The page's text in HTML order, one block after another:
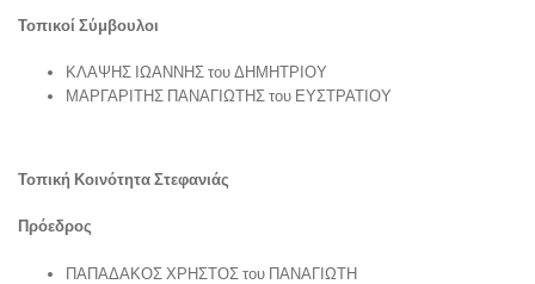
Τοπικοί Σύμβουλοι
ΚΛΑΨΗΣ ΙΩΑΝΝΗΣ του ΔΗΜΗΤΡΙΟΥ
ΜΑΡΓΑΡΙΤΗΣ ΠΑΝΑΓΙΩΤΗΣ του ΕΥΣΤΡΑΤΙΟΥ
Τοπική Κοινότητα Στεφανιάς
Πρόεδρος
ΠΑΠΑΔΑΚΟΣ ΧΡΗΣΤΟΣ του ΠΑΝΑΓΙΩΤΗ